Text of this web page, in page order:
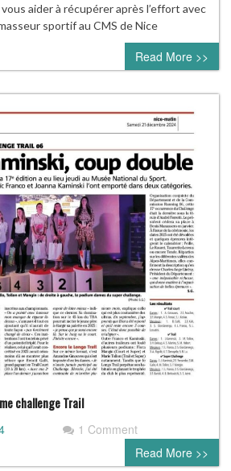
aider à récupérer après l’effort avec
sportif au CMS de Nice
Read More >>
challenge Trail
1 Comment
Read More >>